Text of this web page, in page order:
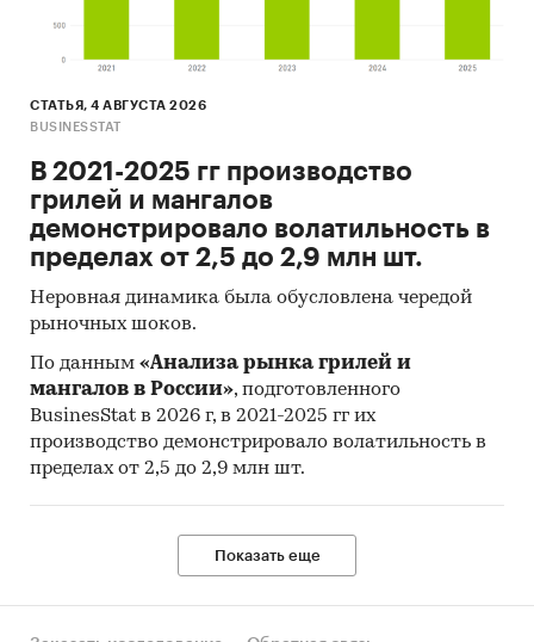
Результаты исследований DISCOVERY
Research Group.
Объем и структура выборки
Процедура контент-анализа документов не
совокупности. Обработке и анализу подлежат
все доступные исследователю документы.
Категории: Потребительские товары
Детские товары
Детское питание
Потребительские товары
питание
Фруктовые консервы
Россия
Овощные пюре
СТАТЬЯ, 4 АВГУСТА 2026
BUSINESSTAT
В 2021-2025 гг производство
грилей и мангалов
демонстрировало волатильность в
пределах от 2,5 до 2,9 млн шт.
Неровная динамика была обусловлена чередой
рыночных шоков.
По данным «Анализа рынка грилей и
мангалов в России», подготовленного
BusinesStat в 2026 г, в 2021-2025 гг их
производство демонстрировало волатильность в
пределах от 2,5 до 2,9 млн шт.
Показать еще